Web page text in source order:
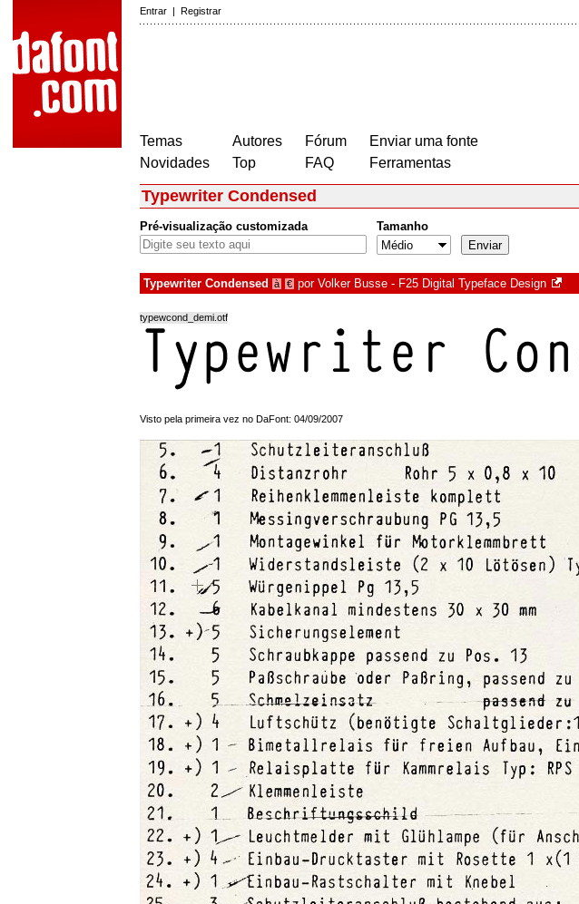
Entrar | Registrar
Temas
Novidades
Autores
Top
Fórum
FAQ
Enviar uma fonte
Ferramentas
Typewriter Condensed
Pré-visualização customizada Tamanho
Typewriter Condensed à € por Volker Busse - F25 Digital Typeface Design
typewcond_demi.otf
Visto pela primeira vez no DaFont: 04/09/2007